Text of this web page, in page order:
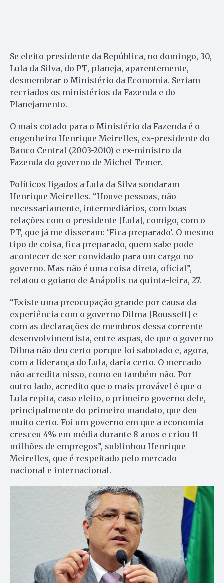
Se eleito presidente da República, no domingo, 30,
Lula da Silva, do PT, planeja, aparentemente,
desmembrar o Ministério da Economia. Seriam
recriados os ministérios da Fazenda e do
Planejamento.
O mais cotado para o Ministério da Fazenda é o
engenheiro Henrique Meirelles, ex-presidente do
Banco Central (2003-2010) e ex-ministro da
Fazenda do governo de Michel Temer.
Políticos ligados a Lula da Silva sondaram
Henrique Meirelles. “Houve pessoas, não
necessariamente, intermediários, com boas
relações com o presidente [Lula], comigo, com o
PT, que já me disseram: ‘Fica preparado’. O mesmo
tipo de coisa, fica preparado, quem sabe pode
acontecer de ser convidado para um cargo no
governo. Mas não é uma coisa direta, oficial”,
relatou o goiano de Anápolis na quinta-feira, 27.
“Existe uma preocupação grande por causa da
experiência com o governo Dilma [Rousseff] e
com as declarações de membros dessa corrente
desenvolvimentista, entre aspas, de que o governo
Dilma não deu certo porque foi sabotado e, agora,
com a liderança do Lula, daria certo. O mercado
não acredita nisso, como eu também não. Por
outro lado, acredito que o mais provável é que o
Lula repita, caso eleito, o primeiro governo dele,
principalmente do primeiro mandato, que deu
muito certo. Foi um governo em que a economia
cresceu 4% em média durante 8 anos e criou 11
milhões de empregos”, sublinhou Henrique
Meirelles, que é respeitado pelo mercado
nacional e internacional.